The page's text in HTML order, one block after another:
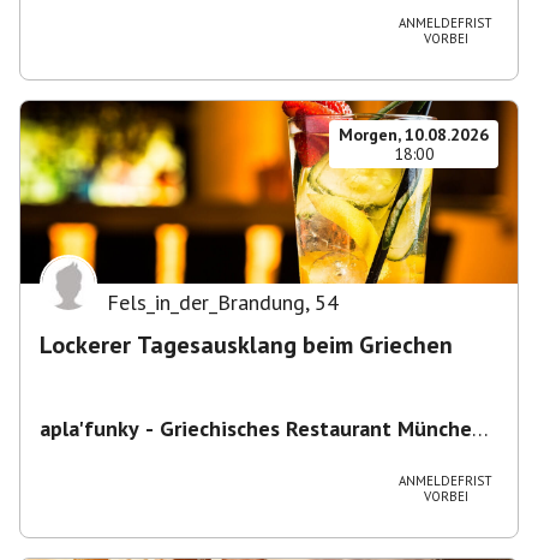
ANMELDEFRIST
VORBEI
Morgen, 10.08.2026
18:00
Fels_in_der_Brandung, 54
Lockerer Tagesausklang beim Griechen
apla'funky - Griechisches Restaurant München,
ANMELDEFRIST
VORBEI